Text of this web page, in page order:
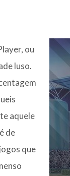
ou
luso.
aquele
de
que